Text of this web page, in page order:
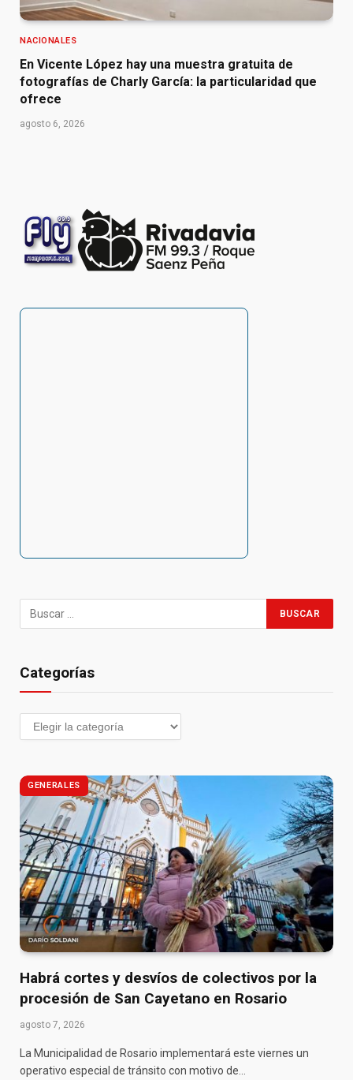
NACIONALES
En Vicente López hay una muestra gratuita de
fotografías de Charly García: la particularidad que
ofrece
agosto 6, 2026
Categorías
GENERALES
Habrá cortes y desvíos de colectivos por la
procesión de San Cayetano en Rosario
agosto 7, 2026
La Municipalidad de Rosario implementará este viernes un
operativo especial de tránsito con motivo de…